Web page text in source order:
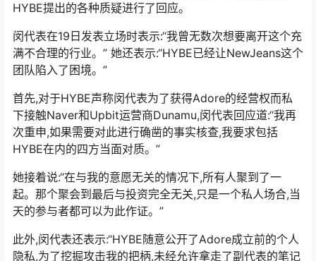
HYBE提出的各种质疑进行了回应。
闵代表在19日发表立场时表示:“我曾无数次想要离开这个充
满不合理的行业。” 她还表示:“HYBE已经让NewJeans这个
团队陷入了困境。”
首先,对于HYBE声称闵代表为了获得Adore的经营权而私
下接触Naver和Upbit运营商Dunamu,闵代表回应道:“我再
次重申,如果需要对此进行确凿的事实核查,我要求包括
HYBE在内的四方当面对质。”
她接着说:“在与我的意愿无关的情况下,所有人聚到了一
起。那个聚会到最后与投资完全无关,只是一个私人场合,当
天的参与者都可以为此作证。”
此外,闵代表还表示:“HYBE随意公开了Adore成立前的个人
隐私,为了挖掘攻击我的把柄,未经允许拿走了副代表的笔记